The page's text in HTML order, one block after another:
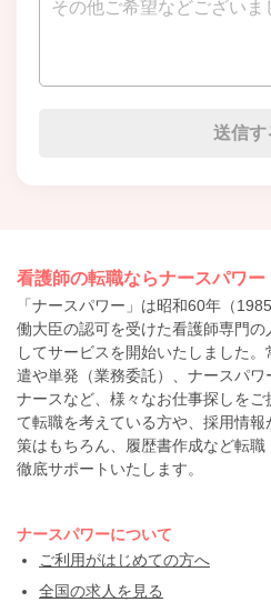
看護師の転職ならナースパワー
「ナースパワー」は昭和60年（
働大臣の認可を受けた看護師専門
してサービスを開始いたしました
遣や単発（業務委託）、ナースパ
ナースなど、様々なお仕事探しを
て転職を考えている方や、採用情
策はもちろん、履歴書作成など転
徹底サポートいたします。
ナースパワーについて
ご利用がはじめての方へ
全国の求人を見る